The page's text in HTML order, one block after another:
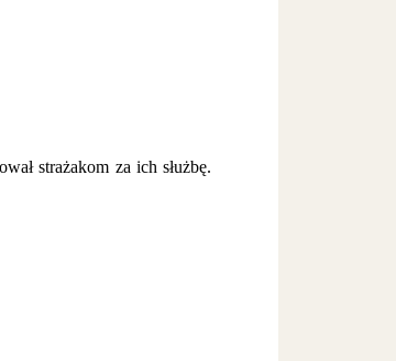
strażakom za ich służbę.